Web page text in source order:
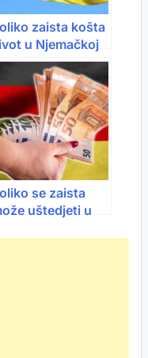
zaista košta
u Njemačkoj
Plata od
eura više
dovoljna?
se zaista
uštedjeti u